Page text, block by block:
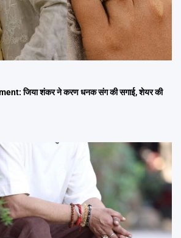
जिया शंकर ने करण धनक संग की सगाई, शेयर की